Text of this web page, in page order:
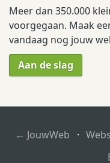
Meer dan 350.000
voorgegaan. Maak
vandaag nog jouw
Aan de slag
← JouwWeb ·